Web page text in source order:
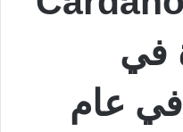
في
في عام